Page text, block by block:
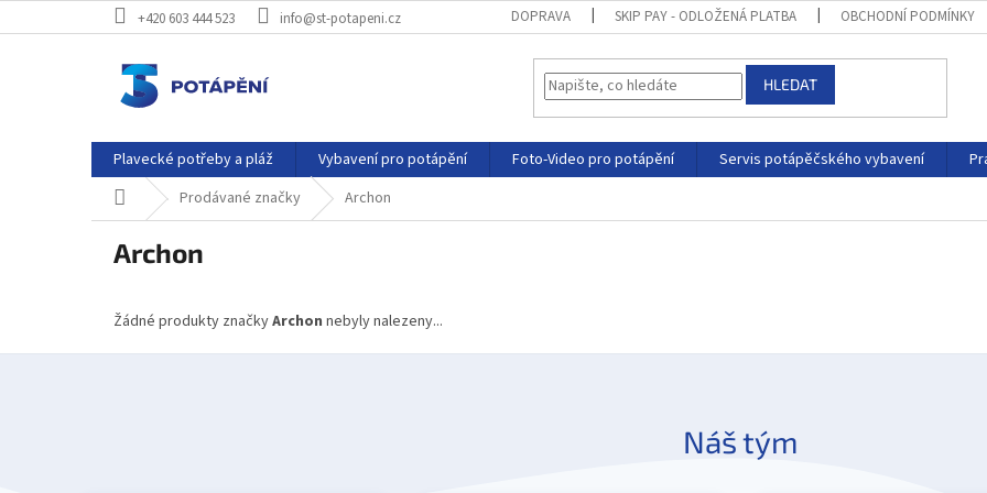
na
+420 603 444 523 info@st-potapeni.cz DOPRAVA SKIP PAY - ODLOŽENÁ PLATBA OBCHODNÍ PODMÍNKY
HLEDAT
Plavecké potřeby a pláž Vybavení pro potápění Foto-Video pro potápění Servis potápěčského vybavení
Domů Prodávané značky Archon
Archon
Žádné produkty značkyArchon nebyly nalezeny...
Náš tým